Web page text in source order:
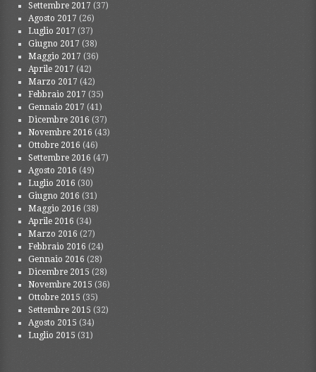
Settembre 2017 (37)
Agosto 2017 (26)
Luglio 2017 (37)
Giugno 2017 (38)
Maggio 2017 (36)
Aprile 2017 (42)
Marzo 2017 (42)
Febbraio 2017 (35)
Gennaio 2017 (41)
Dicembre 2016 (37)
Novembre 2016 (43)
Ottobre 2016 (46)
Settembre 2016 (47)
Agosto 2016 (49)
Luglio 2016 (30)
Giugno 2016 (31)
Maggio 2016 (38)
Aprile 2016 (34)
Marzo 2016 (27)
Febbraio 2016 (24)
Gennaio 2016 (28)
Dicembre 2015 (28)
Novembre 2015 (36)
Ottobre 2015 (35)
Settembre 2015 (32)
Agosto 2015 (34)
Luglio 2015 (31)